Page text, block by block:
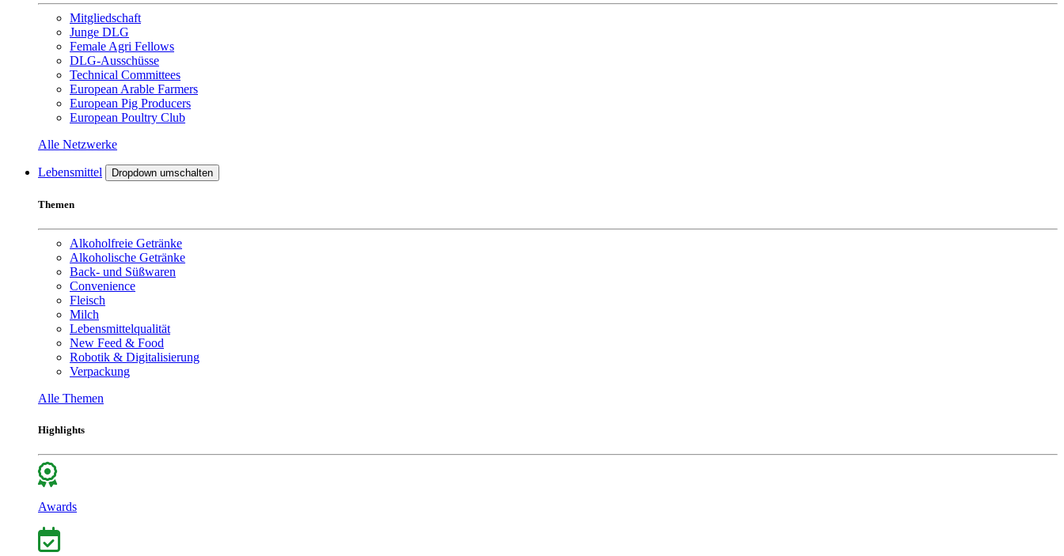
Mitgliedschaft
Junge DLG
Female Agri Fellows
DLG-Ausschüsse
Technical Committees
European Arable Farmers
European Pig Producers
European Poultry Club
Alle Netzwerke
Lebensmittel Dropdown umschalten
Themen
Alkoholfreie Getränke
Alkoholische Getränke
Back- und Süßwaren
Convenience
Fleisch
Milch
Lebensmittelqualität
New Feed & Food
Robotik & Digitalisierung
Verpackung
Alle Themen
Highlights
Awards